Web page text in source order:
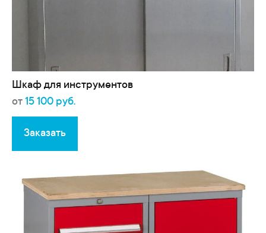
Шкаф для инструментов
от 15 100 руб.
Заказать